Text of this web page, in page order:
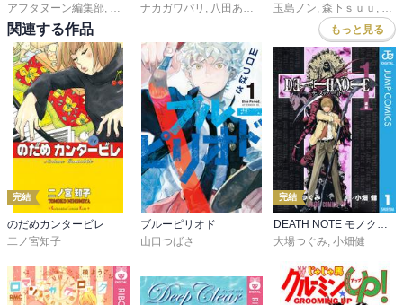
アフタヌーン編集部
ＦｉｏｋＬｅｅ,山口つばさ 城戸志保, ヨシダ。,陶延リュウ
ナカガワパリ
八田あかり ゆきら,餡蜜,長岡みう
玉島ノン 森下ｓｕｕ
関連する作品 もっと見る
完結
のだめカンタービレ
二ノ宮知子
ブルーピリオド
山口つばさ
完結
DEATH NOTE モノクロ版
大場つぐみ, 小畑健